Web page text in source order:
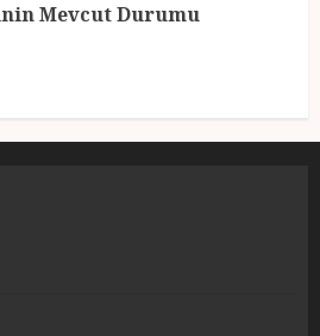
Mevcut Durumu